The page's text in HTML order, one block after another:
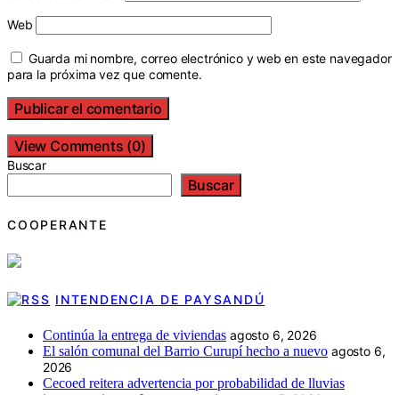
Web
Guarda mi nombre, correo electrónico y web en este navegador
para la próxima vez que comente.
View Comments (0)
Buscar
Buscar
COOPERANTE
INTENDENCIA DE PAYSANDÚ
Continúa la entrega de viviendas agosto 6, 2026
El salón comunal del Barrio Curupí hecho a nuevo agosto 6,
2026
Cecoed reitera advertencia por probabilidad de lluvias